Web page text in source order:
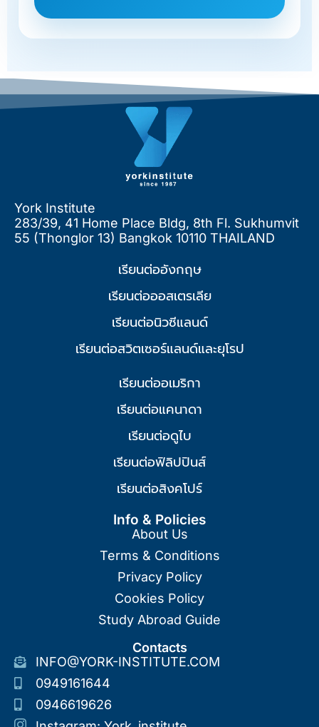
York Institute
283/39, 41 Home Place Bldg, 8th Fl. Sukhumvit
55 (Thonglor 13) Bangkok 10110 THAILAND
เรียนต่ออังกฤษ
เรียนต่อออสเตรเลีย
เรียนต่อนิวซีแลนด์
เรียนต่อสวิตเซอร์แลนด์และยุโรป
เรียนต่ออเมริกา
เรียนต่อแคนาดา
เรียนต่อดูไบ
เรียนต่อฟิลิปปินส์
เรียนต่อสิงคโปร์
Info & Policies
About Us
Terms & Conditions
Privacy Policy
Cookies Policy
Study Abroad Guide
Contacts
INFO@YORK-INSTITUTE.COM
0949161644
0946619626